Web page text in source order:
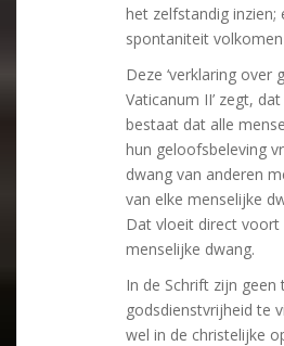
het zelfstandig inzien;
spontaniteit
Deze ‘verklaring over
Vaticanum II’ zegt,
bestaat dat alle
hun geloofsbeleving
dwang van anderen
van elke menselijke
Dat vloeit direct voort
menselijke dwang.
In de Schrift zijn geen
godsdienstvrijheid te
wel in de christelijke